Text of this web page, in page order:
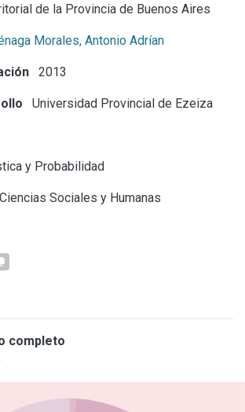
de la Provincia de Buenos Aires
Morales, Antonio Adrían
2013
Universidad Provincial de Ezeiza
y Probabilidad
Ciencias Sociales y Humanas
completo